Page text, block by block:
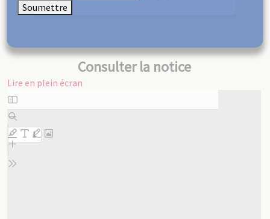
Consulter la notice
Lire en plein écran
Aller
au
contenu
PDF
Soumettre